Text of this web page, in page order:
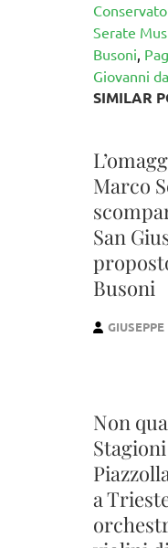
Serate
Busoni,
Giovanni
SIMILAR
Marco
San
Busoni
Non
a